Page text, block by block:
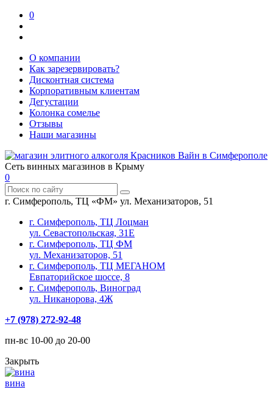
0
О компании
Как зарезервировать?
Дисконтная система
Корпоративным клиентам
Дегустации
Колонка сомелье
Отзывы
Наши магазины
Сеть винных магазинов в Крыму
0
г. Симферополь, ТЦ «ФМ» ул. Механизаторов, 51
г. Симферополь, ТЦ Лоцман
ул. Севастопольская, 31Е
г. Симферополь, ТЦ ФМ
ул. Механизаторов, 51
г. Симферополь, ТЦ МЕГАНОМ
Евпаторийское шоссе, 8
г. Симферополь, Виноград
ул. Никанорова, 4Ж
+7 (978) 272-92-48
пн-вс 10-00 до 20-00
Закрыть
вина